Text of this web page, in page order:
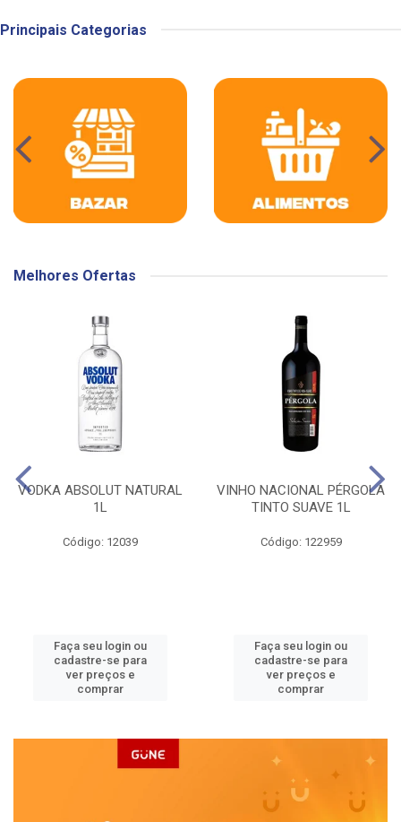
Principais Categorias
Melhores Ofertas
VODKA ABSOLUT NATURAL
1L
Código: 12039
Faça seu login ou
cadastre-se para
ver preços e
comprar
VINHO NACIONAL PÉRGOLA
TINTO SUAVE 1L
Código: 122959
Faça seu login ou
cadastre-se para
ver preços e
comprar